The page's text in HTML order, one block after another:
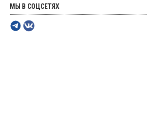
МЫ В СОЦСЕТЯХ